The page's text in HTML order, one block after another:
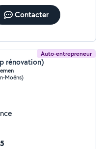
Contacter
Auto-entrepreneur
rénovation)
Moëns)